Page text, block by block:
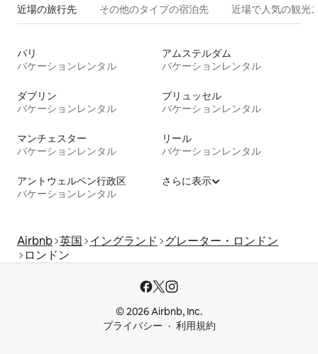
近場の旅行先 その他のタ⁠イ⁠プ⁠の宿⁠泊⁠先 近場で人気の観光
パリ
バケーションレンタル
アムステルダム
バケーションレンタル
ダブリン
バケーションレンタル
ブリュッセル
バケーションレンタル
マンチェスター
バケーションレンタル
リール
バケーションレンタル
アントウェルペン行政区
バケーションレンタル
さらに表示
Airbnb 英国 イングランド
グレーター・ロンドン
ロンドン
© 2026 Airbnb, Inc.
プライバシー
利用規約